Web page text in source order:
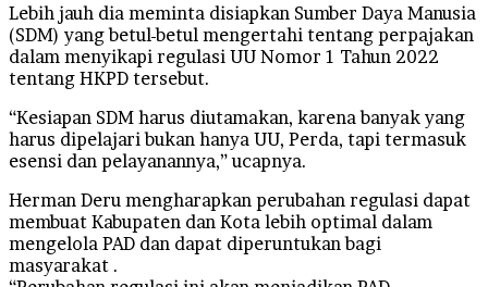
Lebih jauh dia meminta disiapkan Sumber Daya Manusia
(SDM) yang betul-betul mengertahi tentang perpajakan
dalam menyikapi regulasi UU Nomor 1 Tahun 2022
tentang HKPD tersebut.
“Kesiapan SDM harus diutamakan, karena banyak yang
harus dipelajari bukan hanya UU, Perda, tapi termasuk
esensi dan pelayanannya,” ucapnya.
Herman Deru mengharapkan perubahan regulasi dapat
membuat Kabupaten dan Kota lebih optimal dalam
mengelola PAD dan dapat diperuntukan bagi
masyarakat .